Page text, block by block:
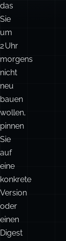
das
Sie
um
2 Uhr
morgens
nicht
neu
bauen
wollen,
pinnen
Sie
auf
eine
konkrete
Version
oder
einen
Digest